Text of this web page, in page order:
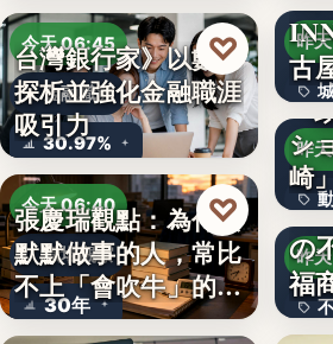
今天 06:45
金融職涯
30.97%
台灣銀行家》以數字
探析並強化金融職涯
吸引力
♡
今天 06:40
職場觀察
30年
張慶瑞觀點：為什麼
默默做事的人，常比
不上「會吹牛」的人
？
♡
昨
古
モ
昨
『
シ
崎
登
昨
の
福
再